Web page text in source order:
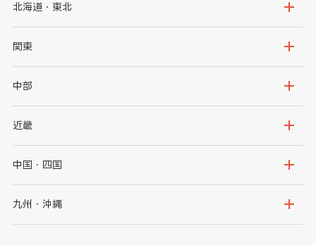
北海道・東北
北海道
岩手県
秋田県
関東
茨城県
群馬県
千葉県
中部
新潟県
石川県
山梨県
近畿
大阪府
京都府
中国・四国
鳥取県
九州・沖縄